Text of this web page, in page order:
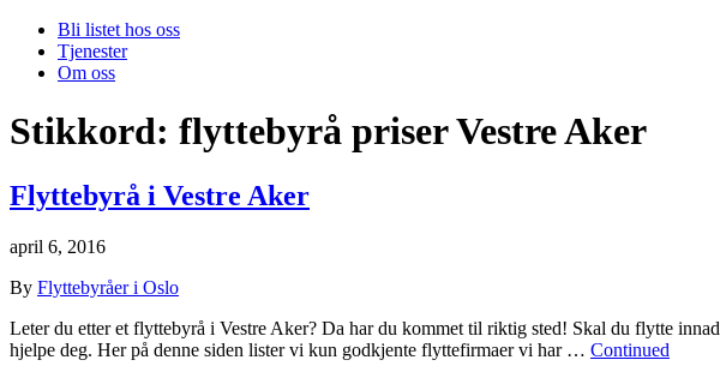
Bli listet hos oss
Tjenester
Om oss
Stikkord: flyttebyrå priser Vestre Aker
Flyttebyrå i Vestre Aker
april 6, 2016
By Flyttebyråer i Oslo
Leter du etter et flyttebyrå i Vestre Aker? Da har du kommet til riktig sted! Skal du flytte
hjelpe deg. Her på denne siden lister vi kun godkjente flyttefirmaer vi har … Continued